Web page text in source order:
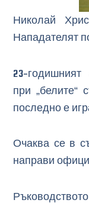
Николай
Нападателят
23-
при „белите“
последно е
Очаква се в
направи